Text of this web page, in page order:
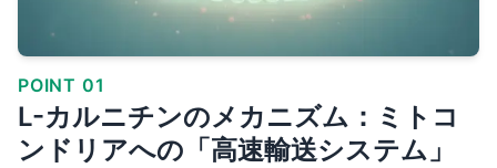
POINT 01
L-カルニチンのメカニズム：ミトコ
ンドリアへの「高速輸送システム」